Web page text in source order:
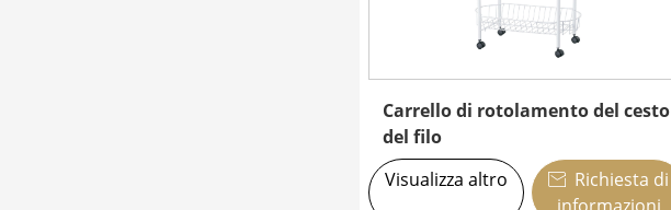
Carrello di rotolamento del cesto
del filo
Visualizza altro
 Richiesta di
informazioni